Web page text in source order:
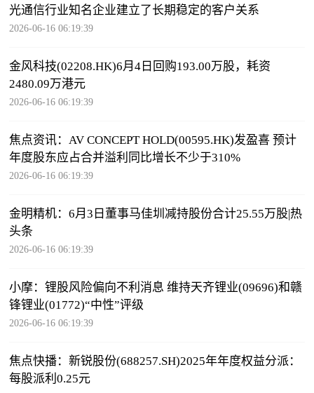
光通信行业知名企业建立了长期稳定的客户关系
2026-06-16 06:19:39
金风科技(02208.HK)6月4日回购193.00万股，耗资
2480.09万港元
2026-06-16 06:19:39
焦点资讯：AV CONCEPT HOLD(00595.HK)发盈喜 预计
年度股东应占合并溢利同比增长不少于310%
2026-06-16 06:19:39
金明精机：6月3日董事马佳圳减持股份合计25.55万股|热
头条
2026-06-16 06:19:39
小摩：锂股风险偏向不利消息 维持天齐锂业(09696)和赣
锋锂业(01772)“中性”评级
2026-06-16 06:19:39
焦点快播：新锐股份(688257.SH)2025年年度权益分派：
每股派利0.25元